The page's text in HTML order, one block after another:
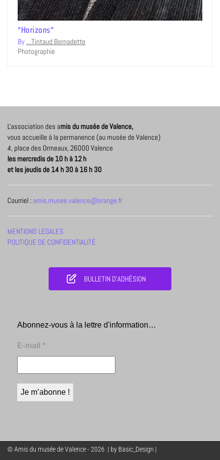
“Horizons”
By
…Tintaud Bernadette
Photographie
L'association des amis du musée de Valence,
vous accueille à la permanence (au musée de Valence)
4, place des Ormeaux, 26000 Valence
les mercredis de 10 h à 12 h
et les jeudis de 14 h 30 à 16 h 30
Courriel : amis.musee.valence@orange.fr
MENTIONS LEGALES
POLITIQUE DE CONFIDENTIALITÉ
BULLETIN D'ADHÉSION
Abonnez-vous à la lettre d'information…
E-mail *
© Amis du musée de Valence - 2026 | by Basic_Design |